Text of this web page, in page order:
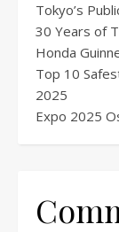
Tokyo’s
30 Years of
Honda
Top 10
2025
Expo 2025